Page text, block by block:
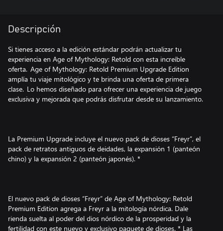
Descripción
Si tienes acceso a la edición estándar podrán actualizar tu
experiencia en Age of Mythology: Retold con esta increíble
oferta. Age of Mythology: Retold Premium Upgrade Edition
amplía tu viaje mitológico y te brinda una oferta de primera
clase. Lo hemos diseñado para ofrecer una experiencia de juego
exclusiva y mejorada que podrás disfrutar desde su lanzamiento.
La Premium Upgrade incluye el nuevo pack de dioses “Freyr”, el
pack de retratos antiguos de deidades, la expansión 1 (panteón
chino) y la expansión 2 (panteón japonés). *
El nuevo pack de dioses “Freyr” de Age of Mythology: Retold
Premium Edition agrega a Freyr a la mitología nórdica. Dale
rienda suelta al poder del dios nórdico de la prosperidad y la
fertilidad con este nuevo y exclusivo paquete de dioses. * Las